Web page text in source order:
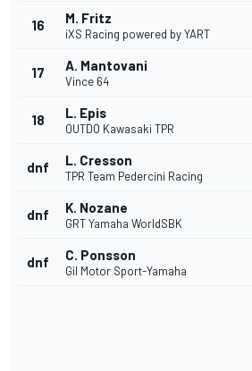
16 M. Fritz
iXS Racing powered by YART
17 A. Mantovani
Vince 64
18 L. Epis
OUTDO Kawasaki TPR
dnf L. Cresson
TPR Team Pedercini Racing
dnf K. Nozane
GRT Yamaha WorldSBK
dnf C. Ponsson
Gil Motor Sport-Yamaha